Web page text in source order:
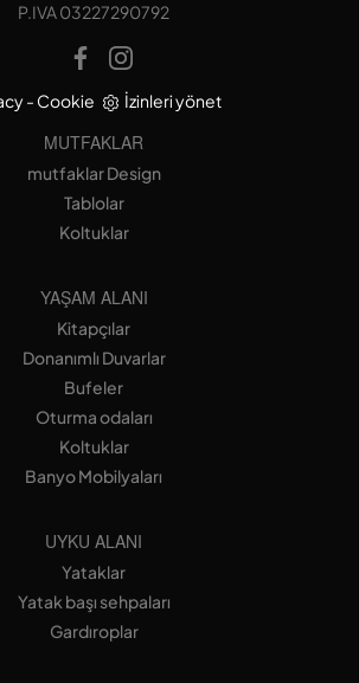
P.IVA 03227290792
- Cookie İzinleri yönet
MUTFAKLAR
mutfaklar Design
Tablolar
Koltuklar
YAŞAM ALANI
Kitapçılar
Donanımlı Duvarlar
Bufeler
Oturma odaları
Koltuklar
Banyo Mobilyaları
UYKU ALANI
Yataklar
Yatak başı sehpaları
Gardıroplar